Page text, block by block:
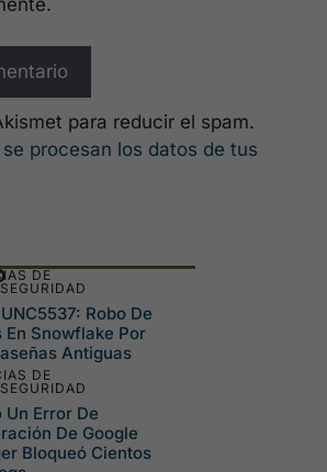
para reducir el spam.
procesan los datos de tus
DE
Robo De
En Snowflake Por
Antiguas
DE
Un Error De
De Google
Bloqueó Cientos